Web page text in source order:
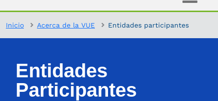
Inicio Acerca de la VUE Entidades participantes
Entidades
Participantes